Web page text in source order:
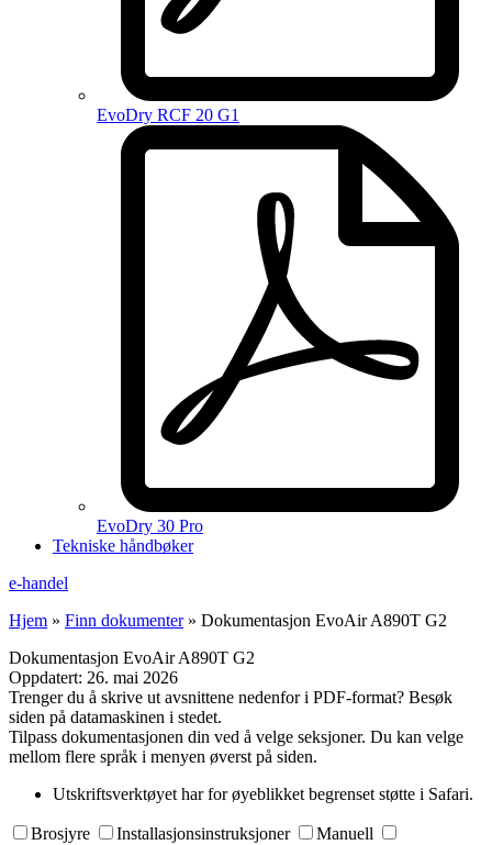
EvoDry RCF 20 G1
EvoDry 30 Pro
Tekniske håndbøker
e-handel
Hjem » Finn dokumenter» Dokumentasjon EvoAir A890T G2
Dokumentasjon EvoAir A890T G2
Oppdatert: 26. mai 2026
Trenger du å skrive ut avsnittene nedenfor i PDF-format? Besøk
siden på datamaskinen i stedet.
Tilpass dokumentasjonen din ved å velge seksjoner. Du kan velge
mellom flere språk i menyen øverst på siden.
Utskriftsverktøyet har for øyeblikket begrenset støtte i Safari.
Brosjyre Installasjonsinstruksjoner
Manuell